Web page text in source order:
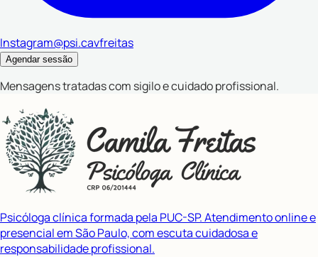
Instagram@psi.cavfreitas
Agendar sessão
Mensagens tratadas com sigilo e cuidado profissional.
Psicóloga clínica formada pela PUC-SP. Atendimento online e
presencial em São Paulo, com escuta cuidadosa e
responsabilidade profissional.